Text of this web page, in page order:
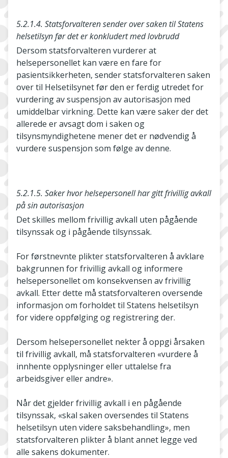
5.2.1.4. Statsforvalteren sender over saken til Statens
helsetilsyn før det er konkludert med lovbrudd
Dersom statsforvalteren vurderer at
helsepersonellet kan være en fare for
pasientsikkerheten, sender statsforvalteren saken
over til Helsetilsynet før den er ferdig utredet for
vurdering av suspensjon av autorisasjon med
umiddelbar virkning. Dette kan være saker der det
allerede er avsagt dom i saken og
tilsynsmyndighetene mener det er nødvendig å
vurdere suspensjon som følge av denne.
5.2.1.5. Saker hvor helsepersonell har gitt frivillig avkall
på sin autorisasjon
Det skilles mellom frivillig avkall uten pågående
tilsynssak og i pågående tilsynssak.
For førstnevnte plikter statsforvalteren å avklare
bakgrunnen for frivillig avkall og informere
helsepersonellet om konsekvensen av frivillig
avkall. Etter dette må statsforvalteren oversende
informasjon om forholdet til Statens helsetilsyn
for videre oppfølging og registrering der.
Dersom helsepersonellet nekter å oppgi årsaken
til frivillig avkall, må statsforvalteren «vurdere å
innhente opplysninger eller uttalelse fra
arbeidsgiver eller andre».
Når det gjelder frivillig avkall i en pågående
tilsynssak, «skal saken oversendes til Statens
helsetilsyn uten videre saksbehandling», men
statsforvalteren plikter å blant annet legge ved
alle sakens dokumenter.